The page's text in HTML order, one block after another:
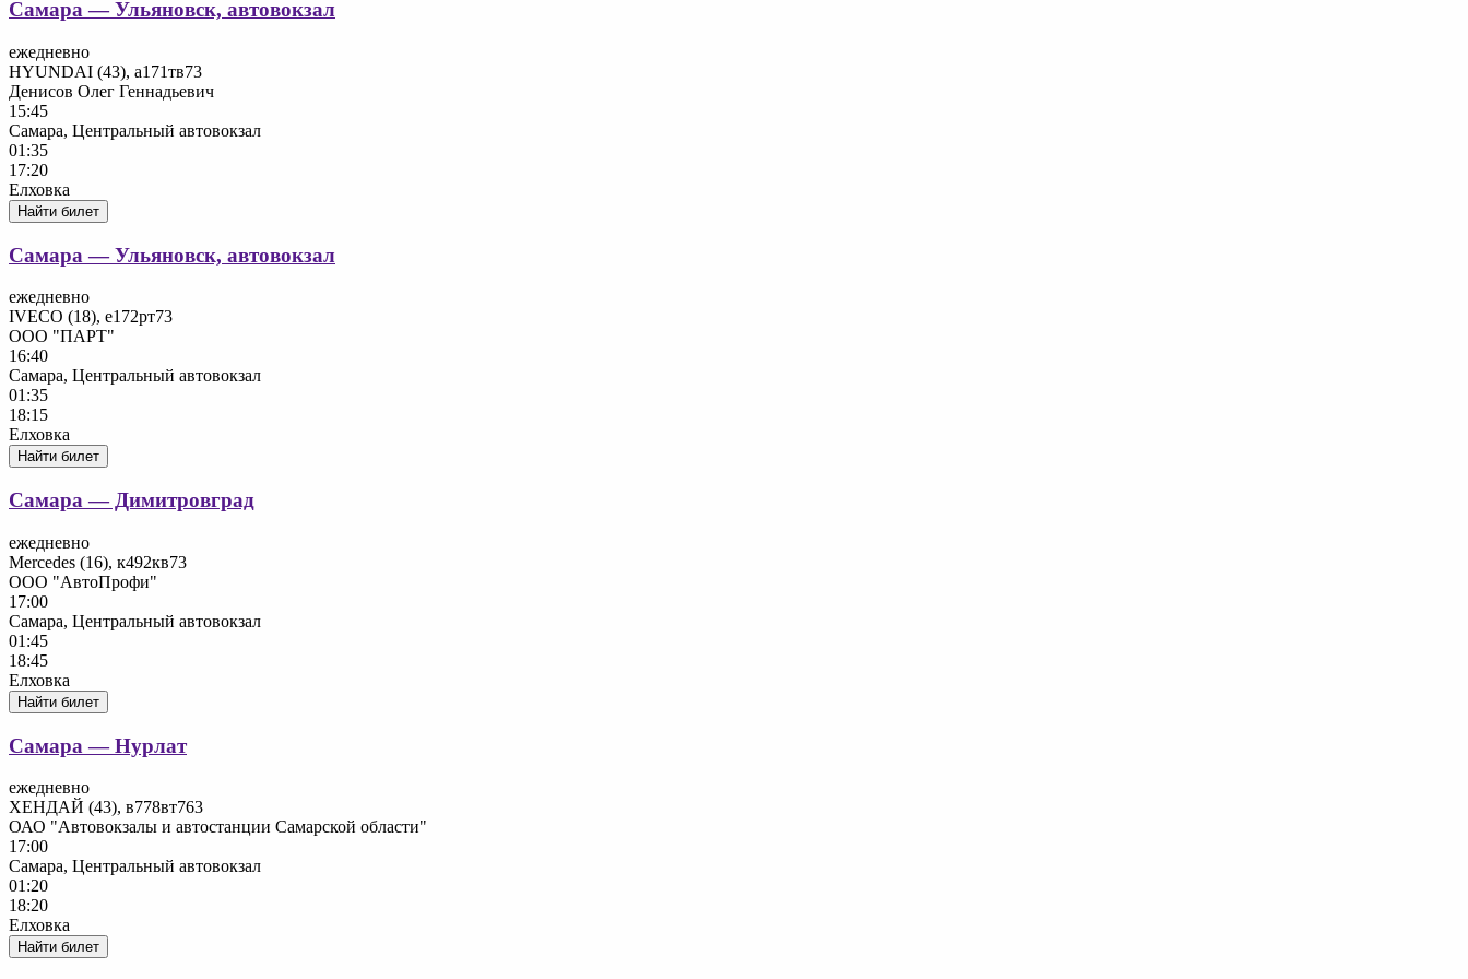
Самара — Ульяновск, автовокзал
ежедневно
HYUNDAI (43), а171тв73
Денисов Олег Геннадьевич
15:45
Самара, Центральный автовокзал
01:35
17:20
Елховка
Найти билет
Самара — Ульяновск, автовокзал
ежедневно
IVECO (18), е172рт73
ООО "ПАРТ"
16:40
Самара, Центральный автовокзал
01:35
18:15
Елховка
Найти билет
Самара — Димитровград
ежедневно
Mercedes (16), к492кв73
ООО "АвтоПрофи"
17:00
Самара, Центральный автовокзал
01:45
18:45
Елховка
Найти билет
Самара — Нурлат
ежедневно
ХЕНДАЙ (43), в778вт763
ОАО "Автовокзалы и автостанции Самарской области"
17:00
Самара, Центральный автовокзал
01:20
18:20
Елховка
Найти билет